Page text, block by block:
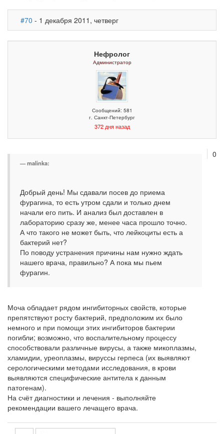
#70 - 1 декабря 2011, четверг
Нефролог
Администратор
Сообщений: 581
г. Санкт-Петербург
372 дня назад
0
malinka:
Добрый день! Мы сдавали посев до приема
фурагина, то есть утром сдали и только днем
начали его пить. И анализ был доставлен в
лабораторию сразу же, менее часа прошло точно.
А что такого не может быть, что лейкоциты есть а
бактерий нет?
По поводу устранения причины нам нужно ждать
нашего врача, правильно? А пока мы пьем
фурагин.
Моча обладает рядом ингибиторных свойств, которые
препятствуют росту бактерий, предположим их было
немного и при помощи этих ингибиторов бактерии
погибли; возможно, что воспалительному процессу
способствовали различные вирусы, а также микоплазмы,
хламидии, уреоплазмы, вируссы герпеса (их выявляют
серологическими методами исследования, в крови
выявляются специфические антитела к данным
патогенам).
На счёт диагностики и лечения - выполняйте
рекомендации вашего лечащего врача.